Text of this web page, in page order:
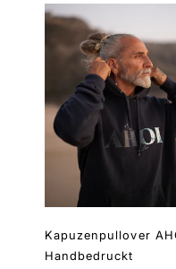
Kapuzenpullover
Handbedruckt